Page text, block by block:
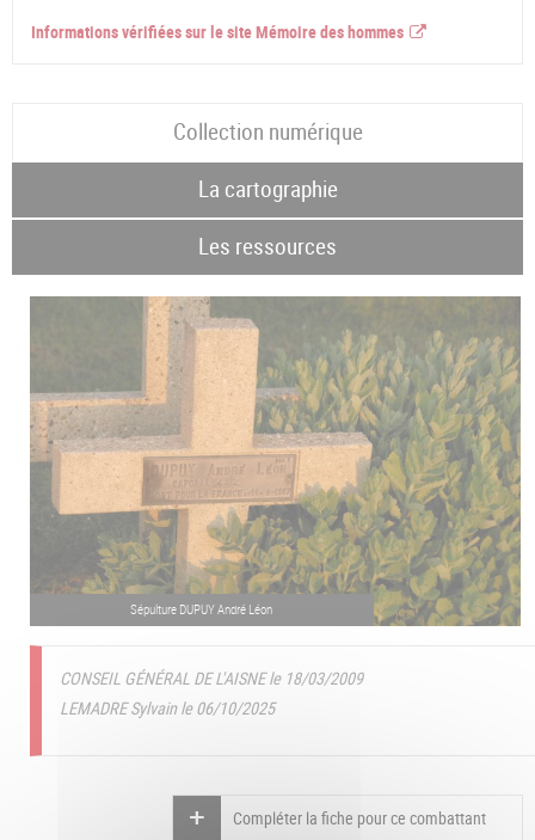
Informations vérifiées sur le site Mémoire des hommes
Collection numérique
La cartographie
Les ressources
Sépulture DUPUY André Léon
CONSEIL GÉNÉRAL DE L'AISNE le 18/03/2009
LEMADRE Sylvain le 06/10/2025
Compléter la fiche pour ce combattant